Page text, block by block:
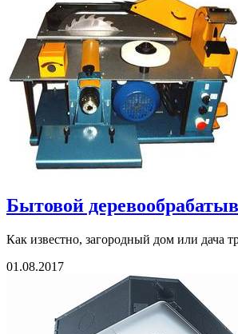
Бытовой
Как известно, загородный дом или дача
01.08.2017